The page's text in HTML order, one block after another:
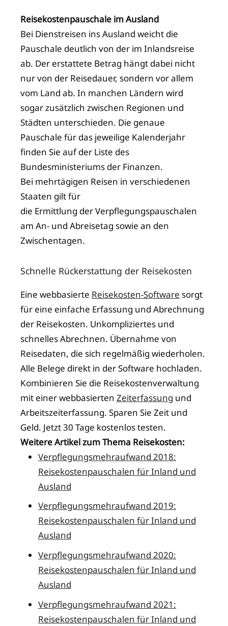
Reisekostenpauschale im Ausland
Bei Dienstreisen ins Ausland weicht die
Pauschale deutlich von der im Inlandsreise
ab. Der erstattete Betrag hängt dabei nicht
nur von der Reisedauer, sondern vor allem
vom Land ab. In manchen Ländern wird
sogar zusätzlich zwischen Regionen und
Städten unterschieden. Die genaue
Pauschale für das jeweilige Kalenderjahr
finden Sie auf der Liste des
Bundesministeriums der Finanzen.
Bei mehrtägigen Reisen in verschiedenen
Staaten gilt für
die Ermittlung der Verpflegungspauschalen
am An- und Abreisetag sowie an den
Zwischentagen.
Schnelle Rückerstattung der Reisekosten
Eine webbasierte Reisekosten-Software sorgt
für eine einfache Erfassung und Abrechnung
der Reisekosten. Unkompliziertes und
schnelles Abrechnen. Übernahme von
Reisedaten, die sich regelmäßig wiederholen.
Alle Belege direkt in der Software hochladen.
Kombinieren Sie die Reisekostenverwaltung
mit einer webbasierten Zeiterfassung und
Arbeitszeiterfassung. Sparen Sie Zeit und
Geld. Jetzt 30 Tage kostenlos testen.
Weitere Artikel zum Thema Reisekosten:
Verpflegungsmehraufwand 2018:
Reisekostenpauschalen für Inland und
Ausland
Verpflegungsmehraufwand 2019:
Reisekostenpauschalen für Inland und
Ausland
Verpflegungsmehraufwand 2020:
Reisekostenpauschalen für Inland und
Ausland
Verpflegungsmehraufwand 2021:
Reisekostenpauschalen für Inland und